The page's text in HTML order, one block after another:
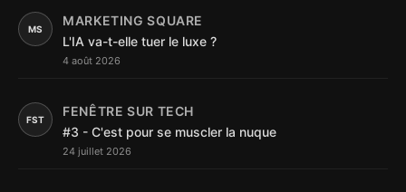
MS
MARKETING SQUARE
L'IA va-t-elle tuer le luxe ?
4 août 2026
FST
FENÊTRE SUR TECH
#3 - C'est pour se muscler la nuque
24 juillet 2026